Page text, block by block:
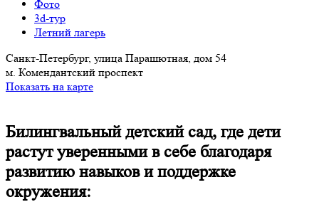
Фото
3d-тур
Летний лагерь
Санкт-Петербург, улица Парашютная, дом 54
м. Комендантский проспект
Показать на карте
Билингвальный детский сад, где дети
растут уверенными в себе благодаря
развитию навыков и поддержке
окружения: